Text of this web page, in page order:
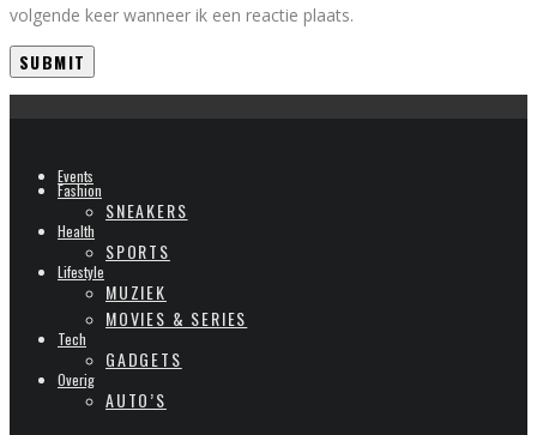
volgende keer wanneer ik een reactie plaats.
Events
Fashion
SNEAKERS
Health
SPORTS
Lifestyle
MUZIEK
MOVIES & SERIES
Tech
GADGETS
Overig
AUTO’S